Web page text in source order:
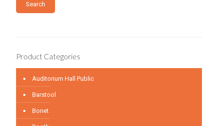
Search
Product Categories
Auditorium Hall Public
Barstool
Bonet